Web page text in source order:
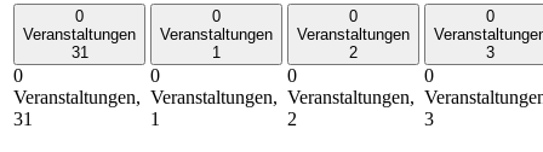
0
Veranstaltungen
31
0
Veranstaltungen,
31
0
Veranstaltungen
1
0
Veranstaltungen,
1
0
Veranstaltungen
2
0
Veranstaltungen,
2
0
3
0
3